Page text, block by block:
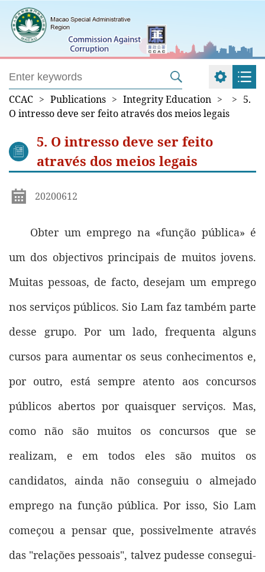
CCAC > Publications > Integrity Education > > 5.
O intresso deve ser feito através dos meios legais
5. O intresso deve ser feito
através dos meios legais
20200612
Obter um emprego na «função pública» é
um dos objectivos principais de muitos jovens.
Muitas pessoas, de facto, desejam um emprego
nos serviços públicos. Sio Lam faz também parte
desse grupo. Por um lado, frequenta alguns
cursos para aumentar os seus conhecimentos e,
por outro, está sempre atento aos concursos
públicos abertos por quaisquer serviços. Mas,
como não são muitos os concursos que se
realizam, e em todos eles são muitos os
candidatos, ainda não conseguiu o almejado
emprego na função pública. Por isso, Sio Lam
começou a pensar que, possivelmente através
das "relações pessoais", talvez pudesse consegui-